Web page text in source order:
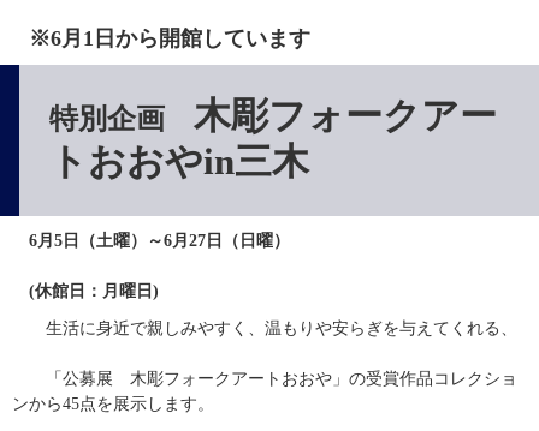
※6月1日から開館しています
特別企画
木彫フォークアー
トおおやin三木
6月5日（土曜）～6月27日（日曜）
(休館日：月曜日)
生活に身近で親しみやすく、温もりや安らぎを与えてくれる、
「公募展　木彫フォークアートおおや」の受賞作品コレクショ
ンから45点を展示します。